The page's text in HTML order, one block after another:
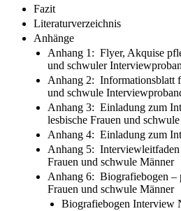
Fazit
Literaturverzeichnis
Anhänge
Anhang 1: Flyer, Akquise
und schwuler
Anhang 2: Informationsblatt
und schwule
Anhang 3: Einladung zum
lesbische Frauen und
Anhang 4: Einladung zum
Anhang 5:
Frauen und schwule Männer
Anhang 6: Biografiebogen –
Frauen und schwule Männer
Biografiebogen Interview